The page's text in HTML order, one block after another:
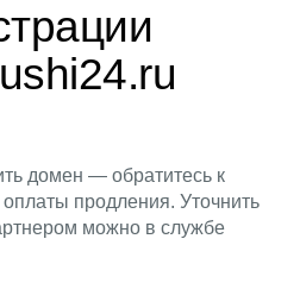
домен — обратитесь к
продления. Уточнить
можно в службе